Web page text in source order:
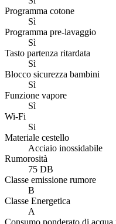
Programma cotone
Sì
Programma pre-lavaggio
Sì
Tasto partenza ritardata
Sì
Blocco sicurezza bambini
Sì
Funzione vapore
Sì
Wi-Fi
Si
Materiale cestello
Acciaio inossidabile
Rumorosità
75 DB
Classe emissione rumore
B
Classe Energetica
A